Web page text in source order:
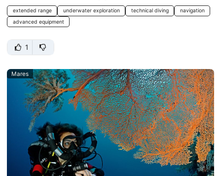
extended range underwater exploration technical diving
navigation
advanced equipment
1
Mares